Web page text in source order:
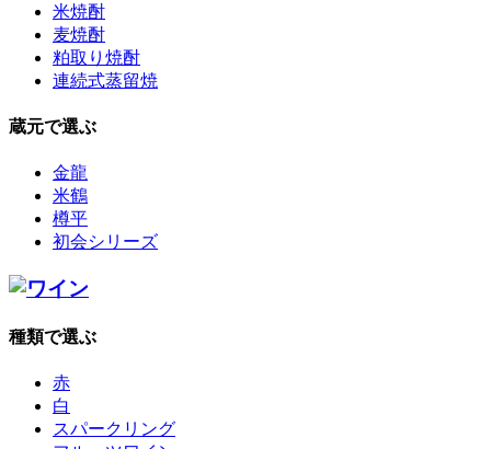
米焼酎
麦焼酎
粕取り焼酎
連続式蒸留焼
蔵元で選ぶ
金龍
米鶴
樽平
初会シリーズ
種類で選ぶ
赤
白
スパークリング